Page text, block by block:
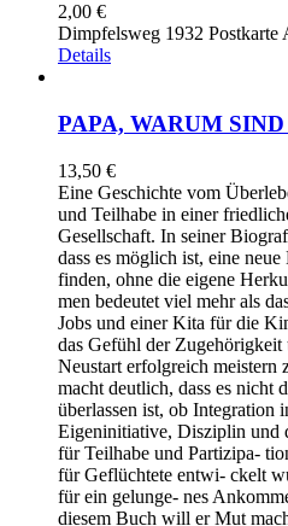
2,00 €
Dimpfelsweg 1932
Details
PAPA, WARUM
13,50 €
Eine Geschichte vom
und Teilhabe in einer
Gesellschaft. In seiner
dass es möglich ist, eine
finden, ohne die eigene
men bedeutet viel mehr als
Jobs und einer Kita für die
das Gefühl der Zugehörigkeit
Neustart erfolgreich meistern
macht deutlich, dass es nicht
überlassen ist, ob Integration
Eigeninitiative, Disziplin und
für Teilhabe und Partizipa-
für Geflüchtete entwi- ckelt
für ein gelunge- nes
diesem Buch will er Mut